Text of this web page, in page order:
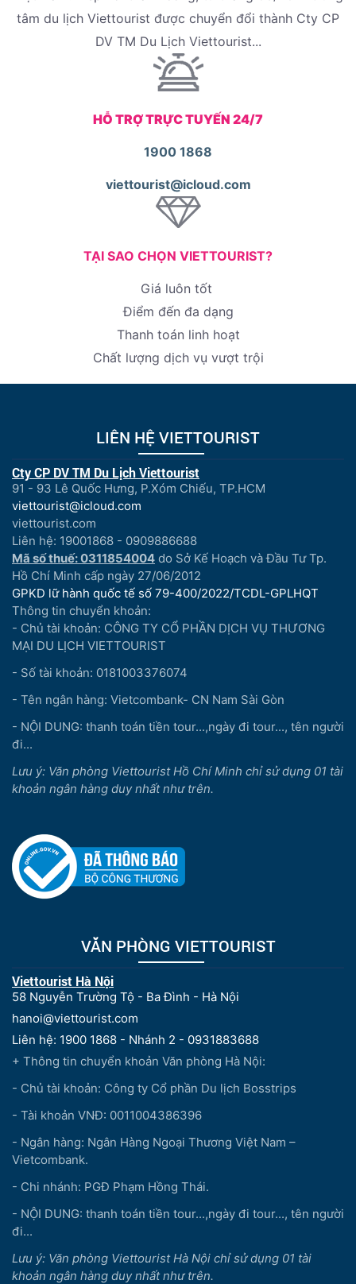
tâm du lịch Viettourist được chuyển đổi thành Cty CP
DV TM Du Lịch Viettourist...
HỖ TRỢ TRỰC TUYẾN 24/7
1900 1868
viettourist@icloud.com
TẠI SAO CHỌN VIETTOURIST?
Giá luôn tốt
Điểm đến đa dạng
Thanh toán linh hoạt
Chất lượng dịch vụ vượt trội
LIÊN HỆ VIETTOURIST
Cty CP DV TM Du Lịch Viettourist
91 - 93 Lê Quốc Hưng, P.Xóm Chiếu, TP.HCM
viettourist@icloud.com
viettourist.com
Liên hệ: 19001868 - 0909886688
Mã số thuế: 0311854004 do Sở Kế Hoạch và Đầu Tư Tp.
Hồ Chí Minh cấp ngày 27/06/2012
GPKD lữ hành quốc tế số 79-400/2022/TCDL-GPLHQT
Thông tin chuyển khoản:
- Chủ tài khoản: CÔNG TY CỔ PHẦN DỊCH VỤ THƯƠNG
MẠI DU LỊCH VIETTOURIST
- Số tài khoản: 0181003376074
- Tên ngân hàng: Vietcombank- CN Nam Sài Gòn
- NỘI DUNG: thanh toán tiền tour...,ngày đi tour..., tên người
đi...
Lưu ý: Văn phòng Viettourist Hồ Chí Minh chỉ sử dụng 01 tài
khoản ngân hàng duy nhất như trên.
VĂN PHÒNG VIETTOURIST
Viettourist Hà Nội
58 Nguyễn Trường Tộ - Ba Đình - Hà Nội
hanoi@viettourist.com
Liên hệ: 1900 1868 - Nhánh 2 - 0931883688
+ Thông tin chuyển khoản Văn phòng Hà Nội:
- Chủ tài khoản: Công ty Cổ phần Du lịch Bosstrips
- Tài khoản VNĐ: 0011004386396
- Ngân hàng: Ngân Hàng Ngoại Thương Việt Nam –
Vietcombank.
- Chi nhánh: PGĐ Phạm Hồng Thái.
- NỘI DUNG: thanh toán tiền tour...,ngày đi tour..., tên người
đi...
Lưu ý: Văn phòng Viettourist Hà Nội chỉ sử dụng 01 tài
khoản ngân hàng duy nhất như trên.